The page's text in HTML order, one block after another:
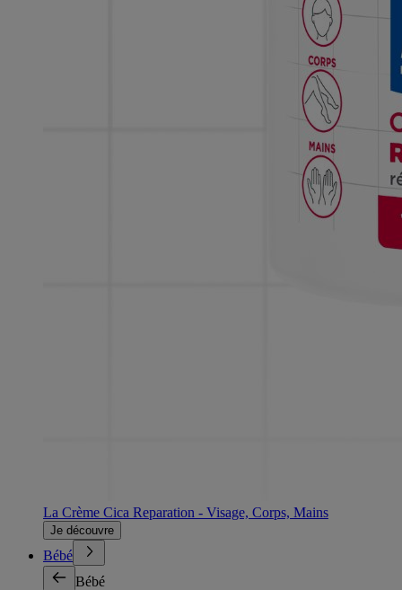
La Crème Cica Reparation - Visage, Corps, Mains
Je découvre
Bébé
Bébé